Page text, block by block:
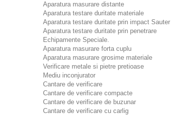
Aparatura masurare distante
Aparatura testare duritate materiale
Aparatura testare duritate prin impact Sauter
Aparatura testare duritate prin penetrare
Echipamente Speciale.
Aparatura masurare forta cuplu
Aparatura masurare grosime materiale
Verificare metale si pietre pretioase
Mediu inconjurator
Cantare de verificare
Cantare de verificare compacte
Cantare de verificare de buzunar
Cantare de verificare cu carlig